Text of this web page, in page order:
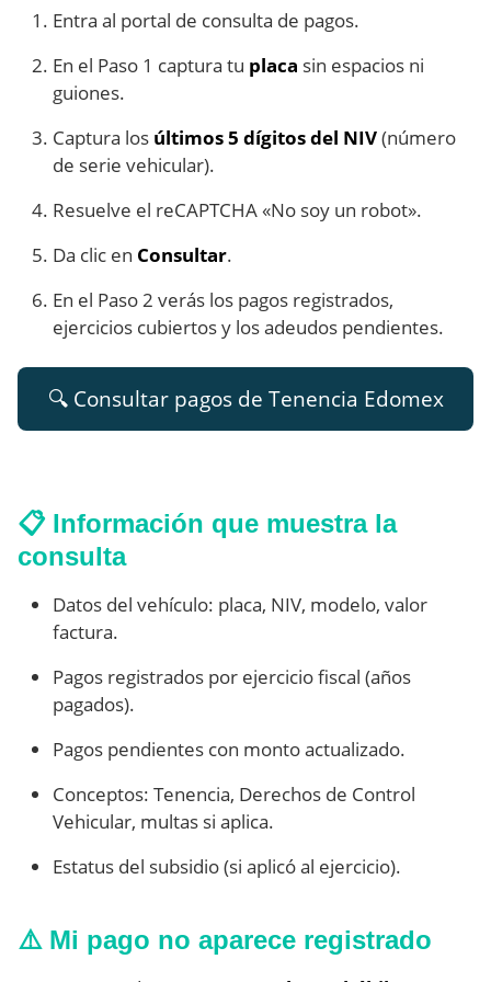
Entra al portal de consulta de pagos.
En el Paso 1 captura tu placa sin espacios ni
guiones.
Captura los últimos 5 dígitos del NIV(número
de serie vehicular).
Resuelve el reCAPTCHA «No soy un robot».
Da clic en Consultar.
En el Paso 2 verás los pagos registrados,
ejercicios cubiertos y los adeudos pendientes.
🔍 Consultar pagos de Tenencia Edomex
📋 Información que muestra la
consulta
Datos del vehículo: placa, NIV, modelo, valor
factura.
Pagos registrados por ejercicio fiscal (años
pagados).
Pagos pendientes con monto actualizado.
Conceptos: Tenencia, Derechos de Control
Vehicular, multas si aplica.
Estatus del subsidio (si aplicó al ejercicio).
⚠️ Mi pago no aparece registrado